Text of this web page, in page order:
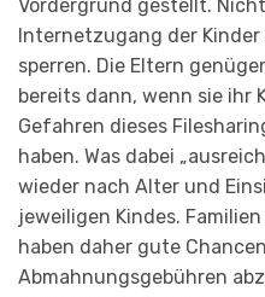
Vordergrund gestellt.
Internetzugang der
sperren. Die Eltern
bereits dann, wenn sie ihr
Gefahren dieses
haben. Was dabei
wieder nach Alter und
jeweiligen Kindes.
haben daher gute
Abmahnungsgebühren